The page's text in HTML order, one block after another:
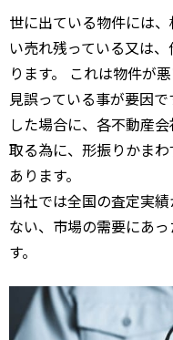
世に出ている物件には
い売れ残っている又は
ります。 これは物件が
見誤っている事が要因
した場合に、各不動産
取る為に、形振りかま
あります。
当社では全国の査定実
ない、市場の需要にあ
す。